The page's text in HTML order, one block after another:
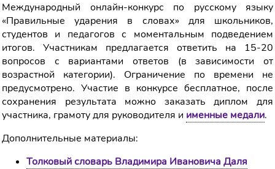
Международный онлайн-конкурс по русскому языку
«Правильные ударения в словах» для школьников,
студентов и педагогов с моментальным подведением
итогов. Участникам предлагается ответить на 15-20
вопросов с вариантами ответов (в зависимости от
возрастной категории). Ограничение по времени не
предусмотрено. Участие в конкурсе бесплатное, после
сохранения результата можно заказать диплом для
участника, грамоту для руководителя и именные медали.
Дополнительные материалы:
Толковый словарь Владимира Ивановича Даля